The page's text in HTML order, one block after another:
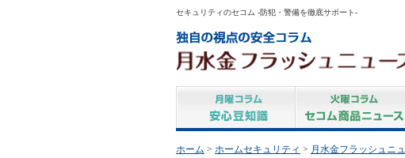
セキュリティのセコム -防犯・警備を徹底サポート-
ホーム > ホームセキュリティ > 月水金フラッシュニ